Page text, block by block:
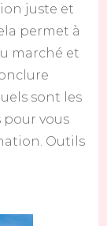
juste et
permet à
marché et
sont les
vous
Outils